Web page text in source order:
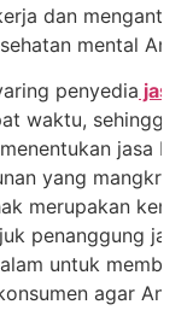
dan
mental
penyedia jasa
waktu, sehingga
jasa
yang
merupakan
penanggung
untuk
agar